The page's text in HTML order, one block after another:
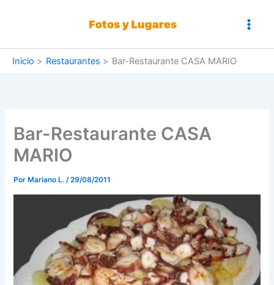
Inicio Restaurantes Bar-Restaurante CASA MARIO
Bar-Restaurante CASA
MARIO
Por Mariano L./29/08/2011